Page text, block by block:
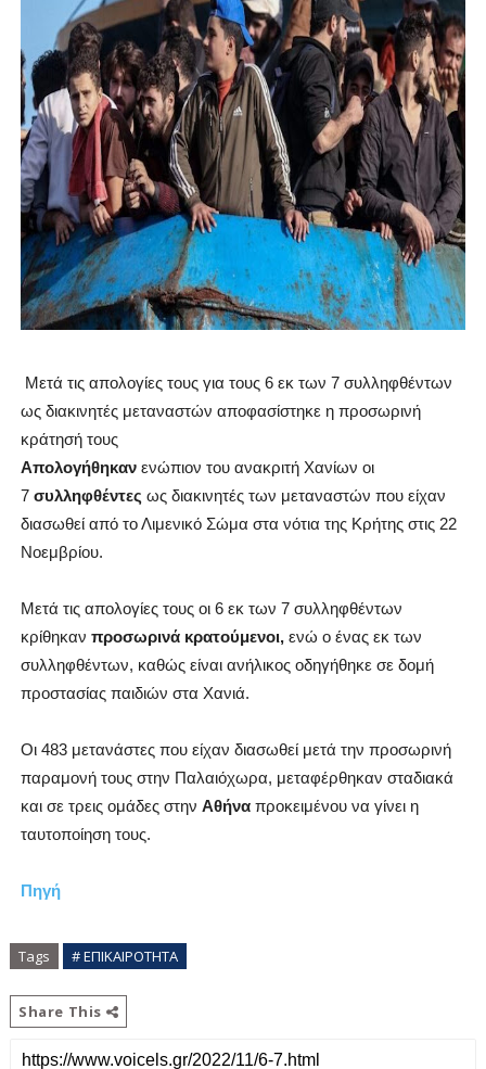
Μετά τις απολογίες τους για τους 6 εκ των 7 συλληφθέντων
ως διακινητές μεταναστών αποφασίστηκε η προσωρινή
κράτησή τους
Απολογήθηκανενώπιον του ανακριτή Χανίων οι
7 συλληφθέντες ως διακινητές των μεταναστών που είχαν
διασωθεί από το Λιμενικό Σώμα στα νότια της Κρήτης στις 22
Νοεμβρίου.
Μετά τις απολογίες τους οι 6 εκ των 7 συλληφθέντων
κρίθηκαν προσωρινά κρατούμενοι,ενώ ο ένας εκ των
συλληφθέντων, καθώς είναι ανήλικος οδηγήθηκε σε δομή
προστασίας παιδιών στα Χανιά.
Οι 483 μετανάστες που είχαν διασωθεί μετά την προσωρινή
παραμονή τους στην Παλαιόχωρα, μεταφέρθηκαν σταδιακά
και σε τρεις ομάδες στην Αθήναπροκειμένου να γίνει η
ταυτοποίηση τους.
Πηγή
Tags # ΕΠΙΚΑΙΡΟΤΗΤΑ
Share This